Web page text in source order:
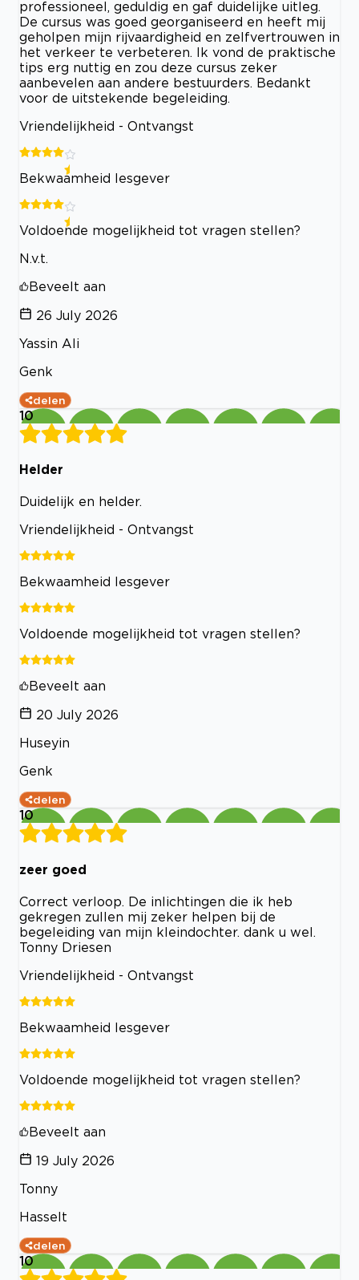
professioneel, geduldig en gaf duidelijke uitleg.
De cursus was goed georganiseerd en heeft mij
geholpen mijn rijvaardigheid en zelfvertrouwen in
het verkeer te verbeteren. Ik vond de praktische
tips erg nuttig en zou deze cursus zeker
aanbevelen aan andere bestuurders. Bedankt
voor de uitstekende begeleiding.
Vriendelijkheid - Ontvangst
Bekwaamheid lesgever
Voldoende mogelijkheid tot vragen stellen?
N.v.t.
Beveelt aan
26 July 2026
Yassin Ali
Genk
delen
10
Helder
Duidelijk en helder.
Vriendelijkheid - Ontvangst
Bekwaamheid lesgever
Voldoende mogelijkheid tot vragen stellen?
Beveelt aan
20 July 2026
Huseyin
Genk
delen
10
zeer goed
Correct verloop. De inlichtingen die ik heb
gekregen zullen mij zeker helpen bij de
begeleiding van mijn kleindochter. dank u wel.
Tonny Driesen
Vriendelijkheid - Ontvangst
Bekwaamheid lesgever
Voldoende mogelijkheid tot vragen stellen?
Beveelt aan
19 July 2026
Tonny
Hasselt
delen
10